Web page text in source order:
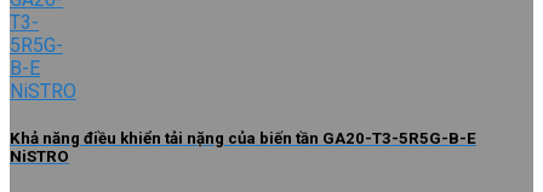
Khả năng điều khiển tải nặng của biến tần GA20-T3-5R5G-B-E
NiSTRO